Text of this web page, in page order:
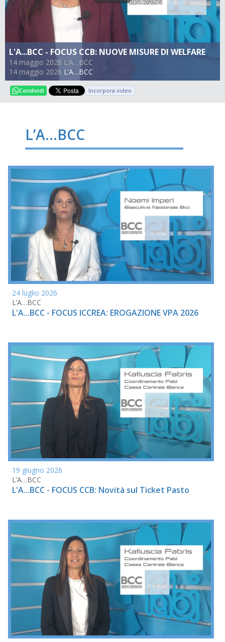
L'A...BCC - FOCUS CCB: NUOVE MISURE DI WELFARE
14 maggio 2026 L’A…BCC
14 maggio 2026 L’A…BCC
Condividi Incorpora video
L’A…BCC
24 luglio 2026
L’A…BCC
L'A...BCC - FOCUS ICCREA: EROGAZIONE VPA 2026
19 giugno 2026
L’A…BCC
L'A...BCC - FOCUS CCB: Novità sul Ticket Pasto